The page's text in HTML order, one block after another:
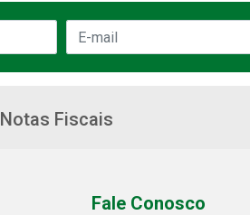
Notas Fiscais
Fale Conosco